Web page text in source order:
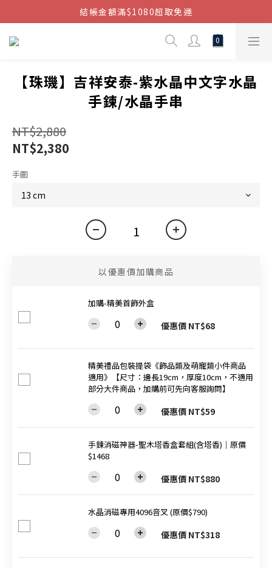
結帳金額滿$1080超取免運
結帳金額滿$1080超取免運
七周年慶，滿1890折150 (…依此類推)
結帳金額滿$1080超取免運
【珠璣】吉祥安泰-紫水晶中文字水晶
手鍊/水晶手串
NT$2,880
NT$2,380
手圍
以優惠價加購商品
加購-精美首飾外盒
優惠價 NT$68
精美禮品包裝提袋《飾品類及萌寵類小件商品
適用》【尺寸：邊長19cm，厚度10cm，不適用
部分大件商品，加購前可先向客服詢問】
優惠價 NT$59
手鍊消磁神器-聖木塔香盒套組(含塔香)│原價
$1468
優惠價 NT$880
水晶消磁專用4096音叉 (原價$790)
優惠價 NT$318